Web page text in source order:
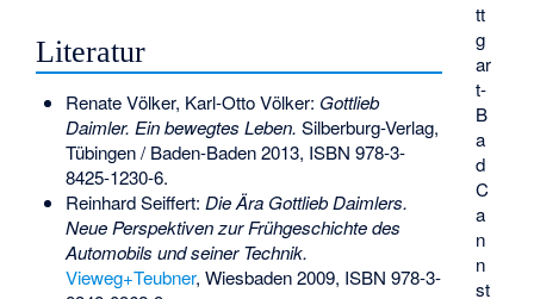
tt
g
ar
t-
B
a
d
C
a
n
n
st
Literatur
Renate Völker, Karl-Otto Völker: Gottlieb
Daimler. Ein bewegtes Leben. Silberburg-Verlag,
Tübingen / Baden-Baden 2013, ISBN 978-3-
8425-1230-6.
Reinhard Seiffert: Die Ära Gottlieb Daimlers.
Neue Perspektiven zur Frühgeschichte des
Automobils und seiner Technik.
Vieweg+Teubner, Wiesbaden 2009, ISBN 978-3-